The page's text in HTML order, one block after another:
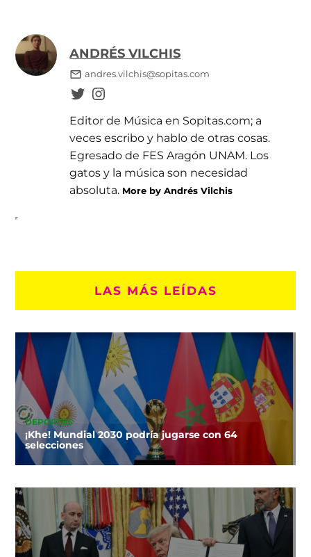
ANDRÉS VILCHIS
andres.vilchis@sopitas.com
Editor de Música en Sopitas.com; a
veces escribo y hablo de otras cosas.
Egresado de FES Aragón UNAM. Los
gatos y la música son necesidad
absoluta. More by Andrés Vilchis
LAS MÁS LEÍDAS
DEPORTES
¡Khe! Mundial 2030 podría jugarse con 64
selecciones